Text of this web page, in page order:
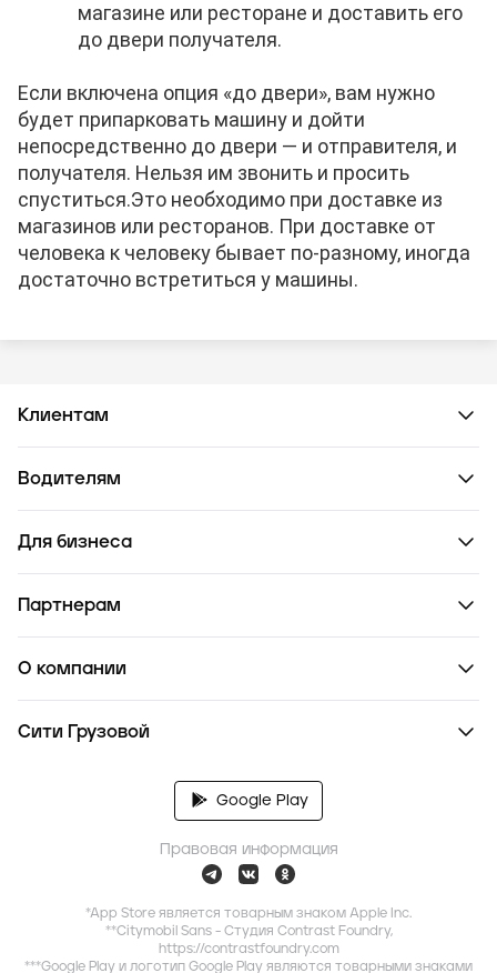
магазине или ресторане и доставить его
до двери получателя.
Если включена опция «до двери», вам нужно
будет припарковать машину и дойти
непосредственно до двери — и отправителя, и
получателя. Нельзя им звонить и просить
спуститься.Это необходимо при доставке из
магазинов или ресторанов. При доставке от
человека к человеку бывает по-разному, иногда
достаточно встретиться у машины.
Клиентам
Водителям
Для бизнеса
Партнерам
О компании
Сити Грузовой
Google Play
Правовая информация
*App Store является товарным знаком Apple Inc.
**Citymobil Sans - Студия Contrast Foundry,
https://contrastfoundry.com
***Google Play и логотип Google Play являются товарными знаками